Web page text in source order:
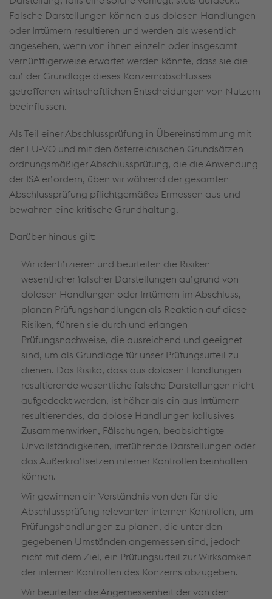
Falsche Darstellungen können aus dolosen Handlungen
oder Irrtümern resultieren und werden als wesentlich
angesehen, wenn von ihnen einzeln oder insgesamt
vernünftigerweise erwartet werden könnte, dass sie die
auf der Grundlage dieses Konzernabschlusses
getroffenen wirtschaftlichen Entscheidungen von Nutzern
beeinflussen.
Als Teil einer Abschlussprüfung in Übereinstimmung mit
der EU-VO und mit den österreichischen Grundsätzen
ordnungsmäßiger Abschlussprüfung, die die Anwendung
der ISA erfordern, üben wir während der gesamten
Abschlussprüfung pflichtgemäßes Ermessen aus und
bewahren eine kritische Grundhaltung.
Darüber hinaus gilt:
Wir identifizieren und beurteilen die Risiken
wesentlicher falscher Darstellungen aufgrund von
dolosen Handlungen oder Irrtümern im Abschluss,
planen Prüfungshandlungen als Reaktion auf diese
Risiken, führen sie durch und erlangen
Prüfungsnachweise, die ausreichend und geeignet
sind, um als Grundlage für unser Prüfungsurteil zu
dienen. Das Risiko, dass aus dolosen Handlungen
resultierende wesentliche falsche Darstellungen nicht
aufgedeckt werden, ist höher als ein aus Irrtümern
resultierendes, da dolose Handlungen kollusives
Zusammenwirken, Fälschungen, beabsichtigte
Unvollständigkeiten, irreführende Darstellungen oder
das Außerkraftsetzen interner Kontrollen beinhalten
können.
Wir gewinnen ein Verständnis von den für die
Abschlussprüfung relevanten internen Kontrollen, um
Prüfungshandlungen zu planen, die unter den
gegebenen Umständen angemessen sind, jedoch
nicht mit dem Ziel, ein Prüfungsurteil zur Wirksamkeit
der internen Kontrollen des Konzerns abzugeben.
Wir beurteilen die Angemessenheit der von den